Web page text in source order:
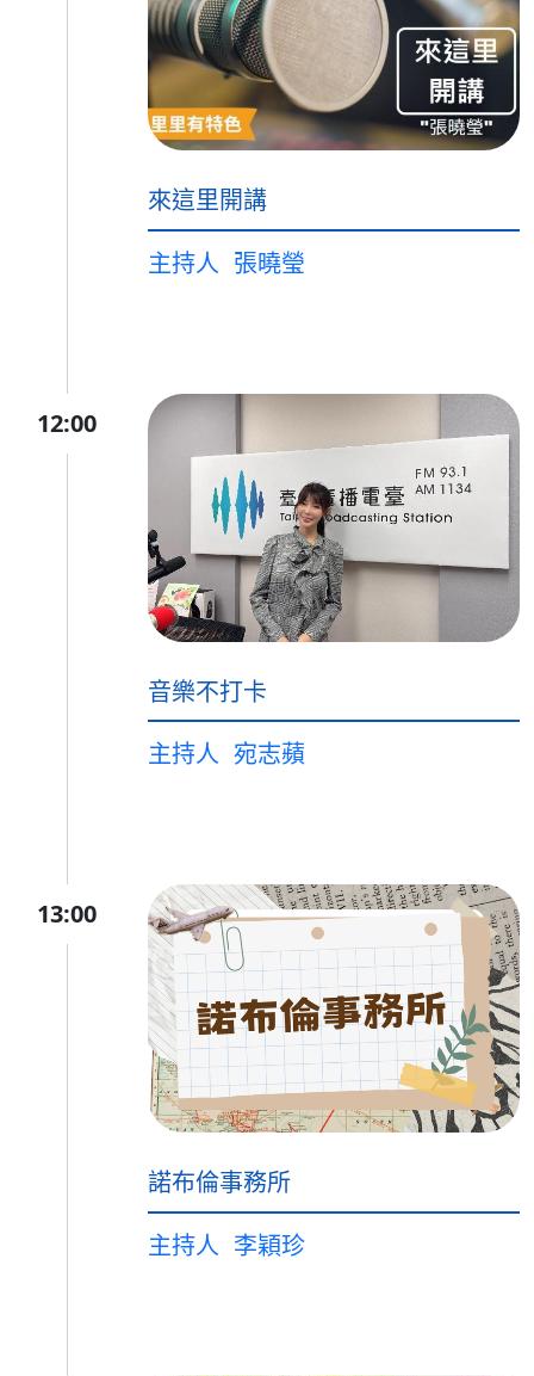
來這里開講
主持人 張曉瑩
12:00
音樂不打卡
主持人 宛志蘋
13:00
諾布倫事務所
主持人 李穎珍